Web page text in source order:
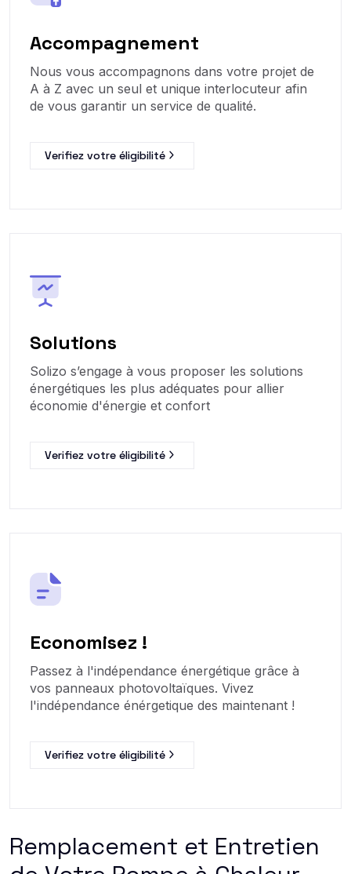
Accompagnement
Nous vous accompagnons dans votre projet de
A à Z avec un seul et unique interlocuteur afin
de vous garantir un service de qualité.
Verifiez votre éligibilité
Solutions
Solizo s’engage à vous proposer les solutions
énergétiques les plus adéquates pour allier
économie d'énergie et confort
Verifiez votre éligibilité
Economisez !
Passez à l'indépendance énergétique grâce à
vos panneaux photovoltaïques. Vivez
l'indépendance énérgetique des maintenant !
Verifiez votre éligibilité
Remplacement et Entretien